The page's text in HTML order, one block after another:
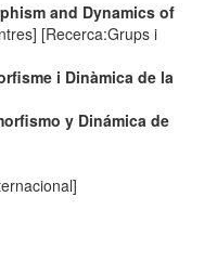
and Dynamics of
[Recerca:Grups i
i Dinàmica de la
y Dinámica de